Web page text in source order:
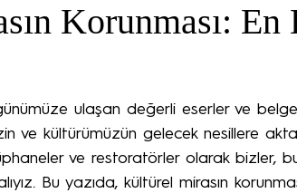
Korunması:
ulaşan değerli eserler ve
ve kültürümüzün gelecek nesillere
ve restoratörler olarak bizler,
Bu yazıda, kültürel mirasın